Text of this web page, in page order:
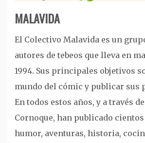
MALAVIDA
El Colectivo Malavida es un
autores de tebeos que lleva en
1994. Sus principales objetivos
mundo del cómic y publicar sus
En todos estos años, y a través
Cornoque, han publicado cientos
humor, aventuras, historia,